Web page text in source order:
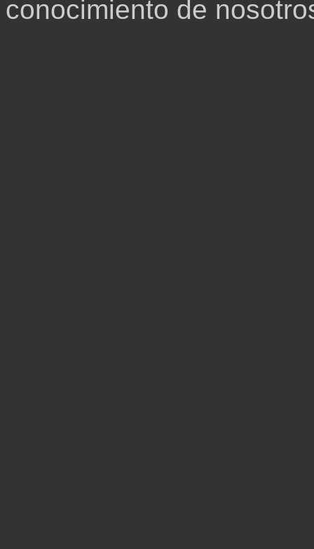
conocimiento de